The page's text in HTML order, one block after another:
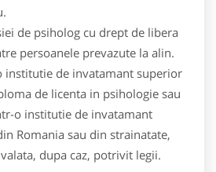
de psiholog cu drept de libera
persoanele prevazute la alin.
institutie de invatamant superior
de licenta in psihologie sau
o institutie de invatamant
Romania sau din strainatate,
dupa caz, potrivit legii.